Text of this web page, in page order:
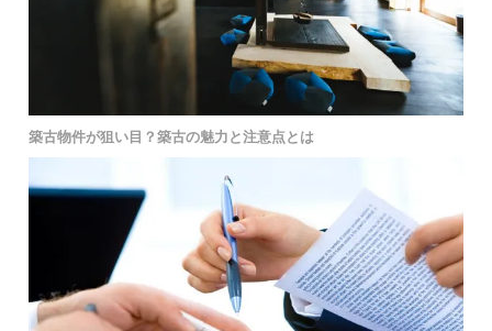
築古物件が狙い目？築古の魅力と注意点とは